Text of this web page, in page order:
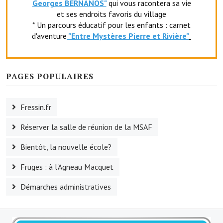
Le sport au foyer rural
Les foulées Fressinoises
Le calendrier annuel
Georges Bernanos
Georges BERNANOS" qui vous racontera sa vie
et ses endroits favoris du village
* Un parcours éducatif pour les enfants : carnet
d'aventure "Entre Mystères Pierre et Rivière"
PAGES POPULAIRES
Fressin.fr
Réserver la salle de réunion de la MSAF
Bientôt, la nouvelle école?
Fruges : à l'Agneau Macquet
Démarches administratives